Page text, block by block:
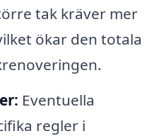
tak kräver mer
ökar den totala
Eventuella
regler i